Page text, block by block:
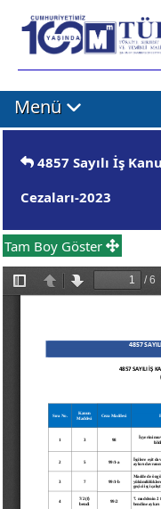
Menü
4857 Sayılı İş
Cezaları-2023
Tam Boy Göster